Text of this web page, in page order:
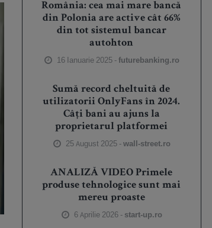
România: cea mai mare bancă
din Polonia are active cât 66%
din tot sistemul bancar
autohton
16 Ianuarie 2025 -futurebanking.ro
Sumă record cheltuită de
utilizatorii OnlyFans în 2024.
Câți bani au ajuns la
proprietarul platformei
25 August 2025 -wall-street.ro
ANALIZĂ VIDEO Primele
produse tehnologice sunt mai
mereu proaste
6 Aprilie 2026 - start-up.ro